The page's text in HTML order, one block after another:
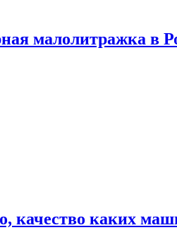
малолитражка в
качество каких